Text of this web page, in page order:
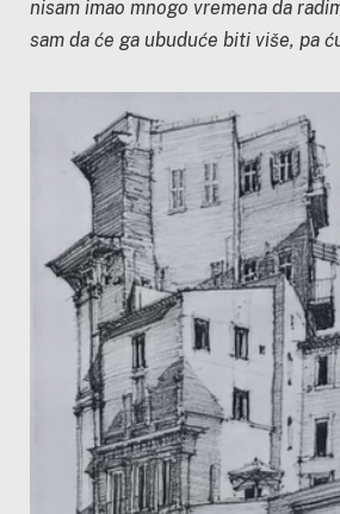
nisam imao mnogo vremena da
sam da će ga ubuduće biti više, pa